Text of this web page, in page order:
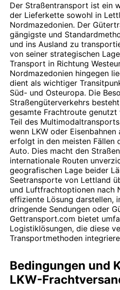
Der Straßentransport ist ein
der Lieferkette sowohl in
Nordmazedonien. Der
gängigste und
und ins Ausland zu
von seiner strategischen
Transport in Richtung
Nordmazedonien hingegen
dient als wichtiger
Süd- und Osteuropa. Die
Straßengüterverkehrs
gesamte Frachtroute
Teil des
wenn LKW oder
erfolgt in den meisten Fällen
Auto. Dies macht den
internationale Routen
geografischen Lage beider
Seetransporte von Lettland
und Luftfrachtoptionen nach
effiziente Lösung darstellen,
dringende Sendungen oder
Gettransport.com bietet
Logistiklösungen, die diese
Transportmethoden
Bedingungen und
LKW-